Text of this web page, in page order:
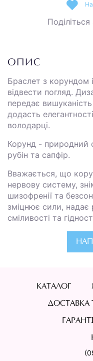
ОПИС
Браслет з корундом
відвести погляд.
передає
додасть
володарці.
Корунд - природний
рубін та сапфір.
Вважається, що
нервову систему,
шизофренії та
зміцнює сили, надає
сміливості та
КАТАЛОГ
ДОСТАВКА